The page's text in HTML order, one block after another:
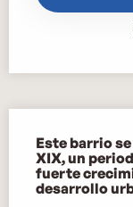
Este barrio
XIX, un
fuerte
desarrollo